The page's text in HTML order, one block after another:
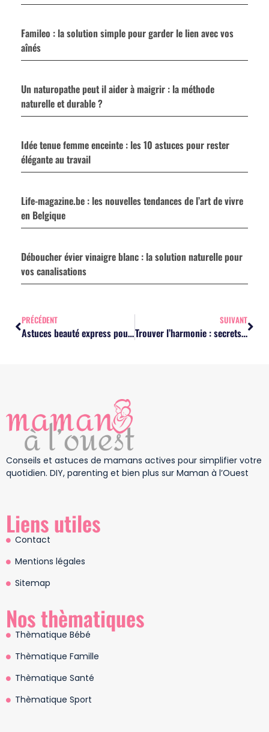
Famileo : la solution simple pour garder le lien avec vos
aînés
Un naturopathe peut il aider à maigrir : la méthode
naturelle et durable ?
Idée tenue femme enceinte : les 10 astuces pour rester
élégante au travail
Life-magazine.be : les nouvelles tendances de l’art de vivre
en Belgique
Déboucher évier vinaigre blanc : la solution naturelle pour
vos canalisations
PRÉCÉDENT
Astuces beauté express pour mamans surchargées : révélez votre éclat en un rien de temps
SUIVANT
Trouver l’harmonie : secrets pour jongler entre carrière et vie de famille
Conseils et astuces de mamans actives pour simplifier votre
quotidien. DIY, parenting et bien plus sur Maman à l’Ouest
Liens utiles
Contact
Mentions légales
Sitemap
Nos thèmatiques
Thèmatique Bébé
Thèmatique Famille
Thèmatique Santé
Thèmatique Sport